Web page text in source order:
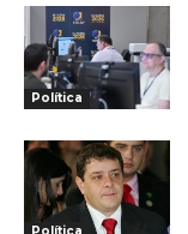
Política